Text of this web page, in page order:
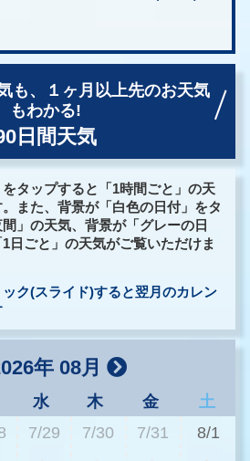
も、
１ヶ月以上先のお天気
もわかる!
日間天気
タップすると「1時間ごと」の天
また、背景が「白色の日付」をタ
」の天気、背景が「グレーの日
日ごと」の天気がご覧いただけま
ク(スライド)すると翌月のカレン
年 08月
水 木 金
土
7/29 7/30 7/31 8/1